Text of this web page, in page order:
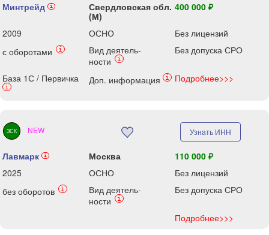
Минтрейд i
Свердловская обл.
(М)
400 000 ₽
2009 ОСНО
Без лицензий
с оборотами
i
Вид деятель-
ности
i
Без допуска СРО
База 1С / Первичка
i
Доп. информация i Подробнее>>>
ЗСК NEW Узнать ИНН
Лавмарк i Москва
110 000 ₽
2025
ОСНО
Без лицензий
без оборотов
i
Вид деятель-
ности
i
Без допуска СРО
Подробнее>>>